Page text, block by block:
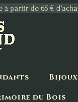
Bijoux
du Bois